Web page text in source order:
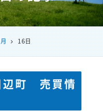
16日
辺町 売買情